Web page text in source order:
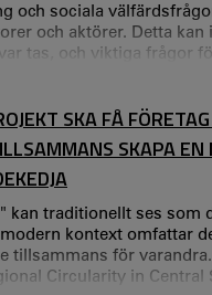
och sociala
och aktörer. Detta kan
tas, och viktiga frågor
SKA FÅ
SKAPA EN
kan traditionellt ses som
kontext omfattar
tillsammans för
Circularity in Central